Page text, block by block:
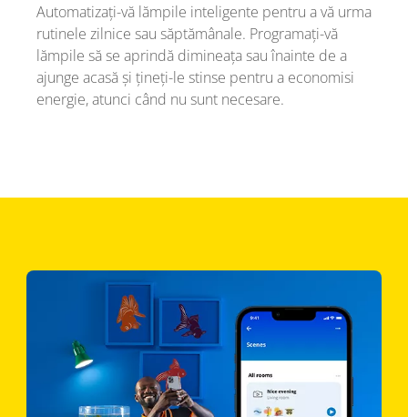
Automatizați-vă lămpile inteligente pentru a vă urma
rutinele zilnice sau săptămânale. Programați-vă
lămpile să se aprindă dimineața sau înainte de a
ajunge acasă și țineți-le stinse pentru a economisi
energie, atunci când nu sunt necesare.